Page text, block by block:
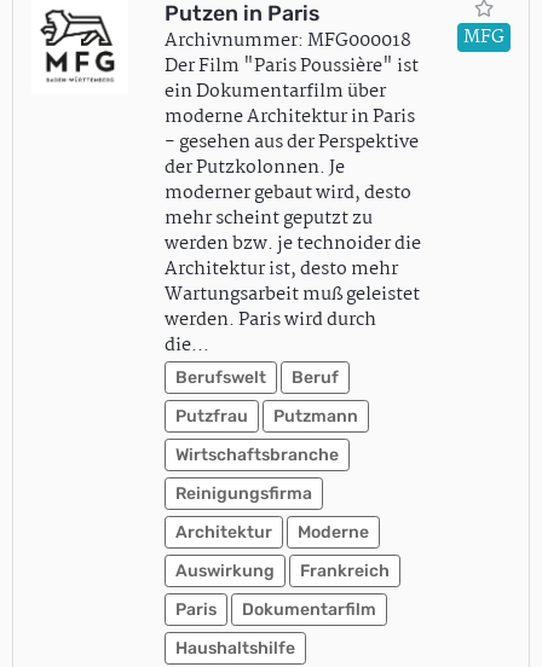
Putzen in Paris
Archivnummer: MFG000018
Der Film "Paris Poussière" ist
ein Dokumentarfilm über
moderne Architektur in Paris
- gesehen aus der Perspektive
der Putzkolonnen. Je
moderner gebaut wird, desto
mehr scheint geputzt zu
werden bzw. je technoider die
Architektur ist, desto mehr
Wartungsarbeit muß geleistet
werden. Paris wird durch
die…
Berufswelt
Beruf
Putzfrau
Putzmann
Wirtschaftsbranche
Reinigungsfirma
Architektur
Moderne
Auswirkung
Frankreich
Paris
Dokumentarfilm
Haushaltshilfe
MFG